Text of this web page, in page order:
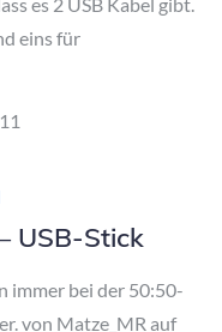
eins für
USB-Stick
immer bei der 50:50-
von Matze_MR auf